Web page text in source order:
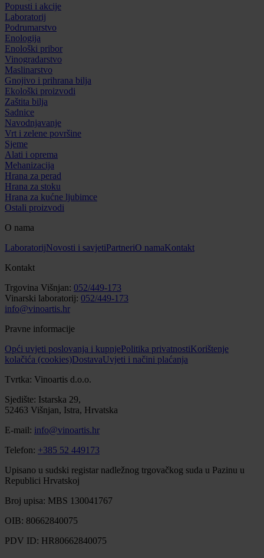
Popusti i akcije
Laboratorij
Podrumarstvo
Enologija
Enološki pribor
Vinogradarstvo
Maslinarstvo
Gnojivo i prihrana bilja
Ekološki proizvodi
Zaštita bilja
Sadnice
Navodnjavanje
Vrt i zelene površine
Sjeme
Alati i oprema
Mehanizacija
Hrana za perad
Hrana za stoku
Hrana za kućne ljubimce
Ostali proizvodi
O nama
LaboratorijNovosti i savjetiPartneriO namaKontakt
Kontakt
Trgovina Višnjan: 052/449-173
Vinarski laboratorij: 052/449-173
info@vinoartis.hr
Pravne informacije
Opći uvjeti poslovanja i kupnjePolitika privatnostiKorištenje
kolačića (cookies)DostavaUvjeti i načini plaćanja
Tvrtka: Vinoartis d.o.o.
Sjedište: Istarska 29,
52463 Višnjan, Istra, Hrvatska
E-mail: info@vinoartis.hr
Telefon: +385 52 449173
Upisano u sudski registar nadležnog trgovačkog suda u Pazinu u
Republici Hrvatskoj
Broj upisa: MBS 130041767
OIB: 80662840075
PDV ID: HR80662840075